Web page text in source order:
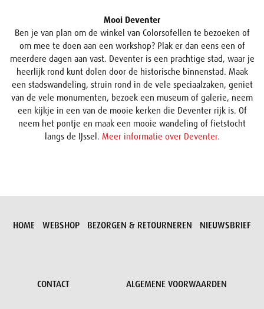
Mooi Deventer
Ben je van plan om de winkel van Colorsofellen te bezoeken of
om mee te doen aan een workshop? Plak er dan eens een of
meerdere dagen aan vast. Deventer is een prachtige stad, waar je
heerlijk rond kunt dolen door de historische binnenstad. Maak
een stadswandeling, struin rond in de vele speciaalzaken, geniet
van de vele monumenten, bezoek een museum of galerie, neem
een kijkje in een van de mooie kerken die Deventer rijk is. Of
neem het pontje en maak een mooie wandeling of fietstocht
langs de IJssel. Meer informatie over Deventer.
HOME WEBSHOP BEZORGEN & RETOURNEREN NIEUWSBRIEF
CONTACT ALGEMENE VOORWAARDEN